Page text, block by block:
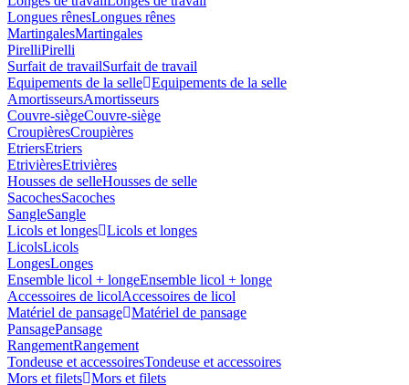
Longues rênesLongues rênes
MartingalesMartingales
PirelliPirelli
Surfait de travailSurfait de travail
Equipements de la selle Equipements de la selle
AmortisseursAmortisseurs
Couvre-siègeCouvre-siège
CroupièresCroupières
EtriersEtriers
EtrivièresEtrivières
Housses de selleHousses de selle
SacochesSacoches
SangleSangle
Licols et longes Licols et longes
LicolsLicols
LongesLonges
Ensemble licol + longeEnsemble licol + longe
Accessoires de licolAccessoires de licol
Matériel de pansage Matériel de pansage
PansagePansage
RangementRangement
Tondeuse et accessoiresTondeuse et accessoires
Mors et filets Mors et filets